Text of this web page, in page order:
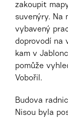
zakoupit
suvenýry. Na
vybavený
doprovodí na
kam v
pomůže
Vobořil.
Budova
Nisou byla